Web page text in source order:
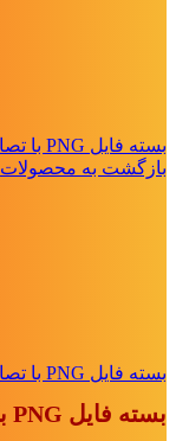
بسته فایل PNG با تصاویر کلیپس مو
بازگشت به محصولات
بسته فایل PNG با تصاویر بادبزن چینی
بسته فایل PNG با تصاویر هدبند